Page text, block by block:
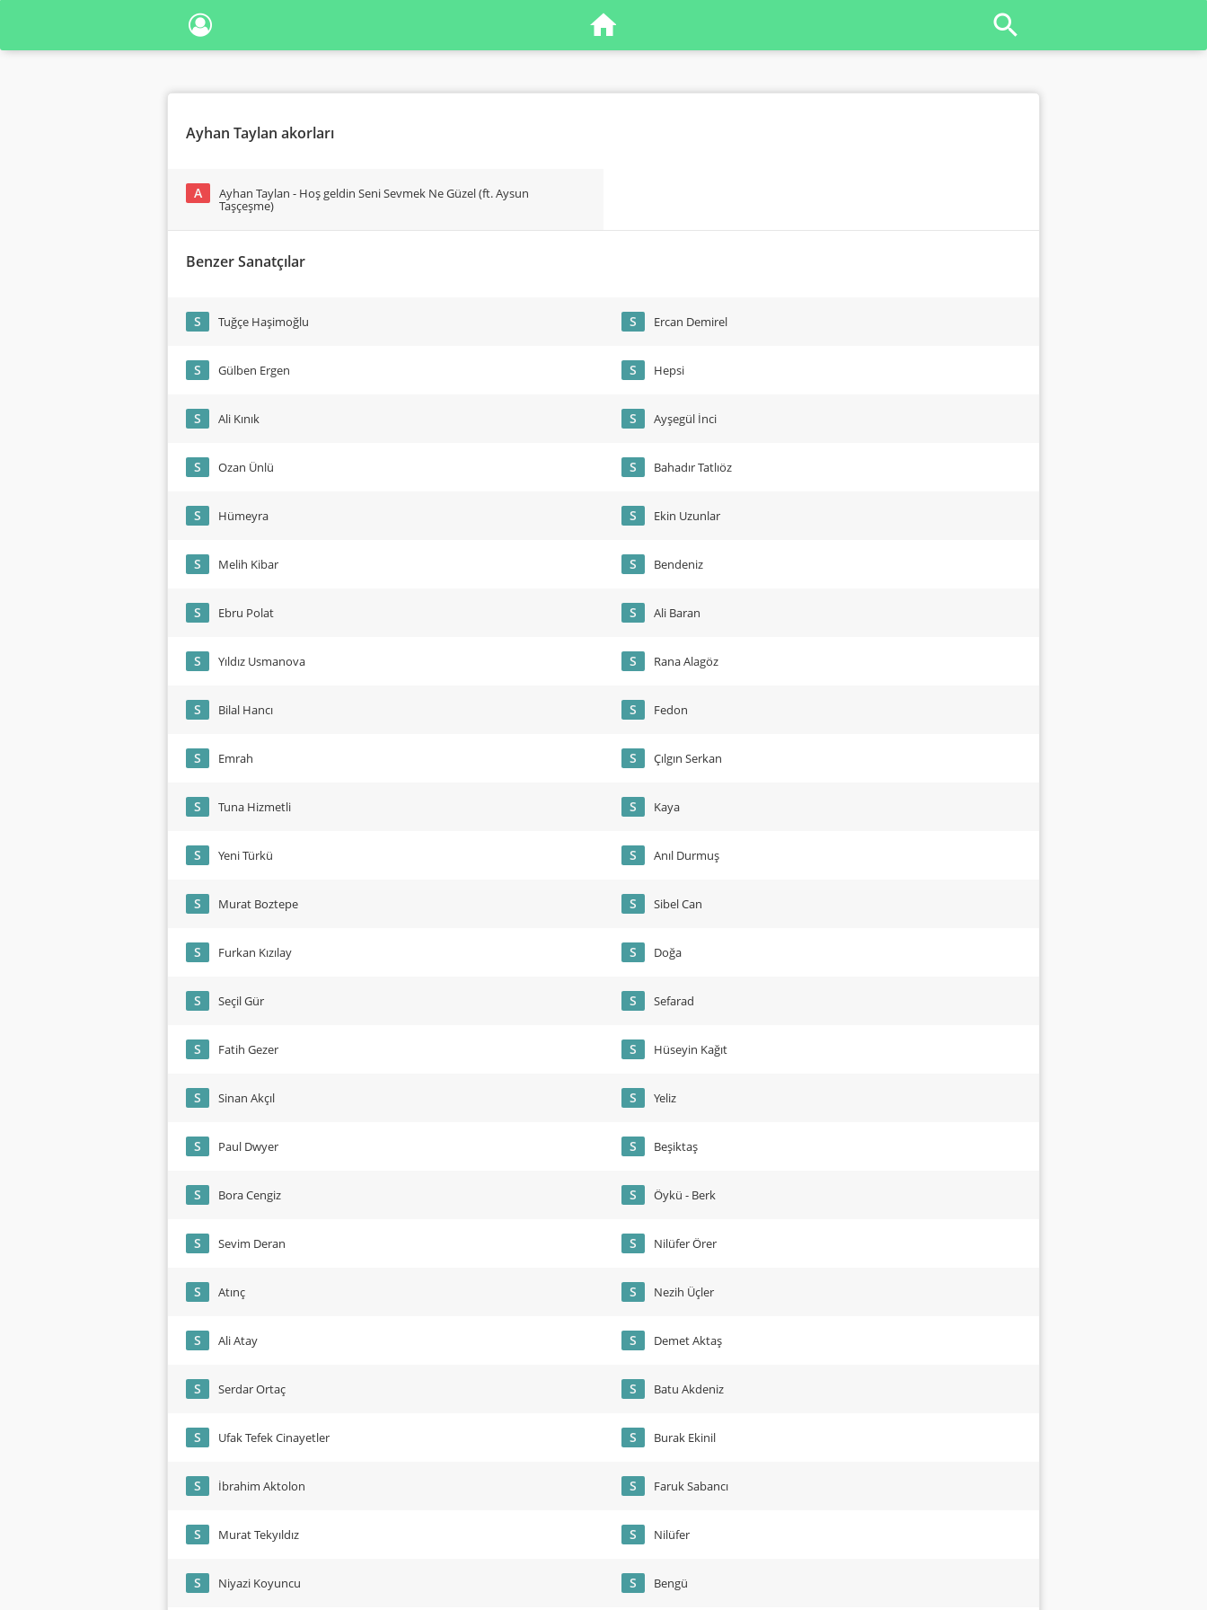
Ayhan Taylan akorları
A Ayhan Taylan - Hoş geldin Seni Sevmek Ne Güzel (ft. Aysun
Taşçeşme)
Benzer Sanatçılar
S Tuğçe Haşimoğlu
S Gülben Ergen
S Ali Kınık
S Ozan Ünlü
S Hümeyra
S Melih Kibar
S Ebru Polat
S Yıldız Usmanova
S Bilal Hancı
S Emrah
S Tuna Hizmetli
S Yeni Türkü
S Murat Boztepe
S Furkan Kızılay
S Seçil Gür
S Fatih Gezer
S Sinan Akçıl
S Paul Dwyer
S Bora Cengiz
S Sevim Deran
S Atınç
S Ali Atay
S Serdar Ortaç
S Ufak Tefek Cinayetler
S İbrahim Aktolon
S Murat Tekyıldız
S Niyazi Koyuncu
S Ercan Demirel
S Hepsi
S Ayşegül İnci
S Bahadır Tatlıöz
S Ekin Uzunlar
S Bendeniz
S Ali Baran
S Rana Alagöz
S Fedon
S Çılgın Serkan
S Kaya
S Anıl Durmuş
S Sibel Can
S Doğa
S Sefarad
S Hüseyin Kağıt
S Yeliz
S Beşiktaş
S Öykü - Berk
S Nilüfer Örer
S Nezih Üçler
S Demet Aktaş
S Batu Akdeniz
S Burak Ekinil
S Faruk Sabancı
S Nilüfer
S Bengü